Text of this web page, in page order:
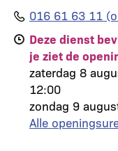
016 61 63 11
Deze dienst
je ziet de
zaterdag 8
12:00
zondag 9
Alle